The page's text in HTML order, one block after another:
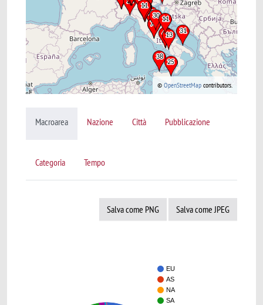
© OpenStreetMap contributors.
Macroarea Nazione Città Pubblicazione
Categoria Tempo
Salva come PNG Salva come JPEG
EU
AS
NA
SA